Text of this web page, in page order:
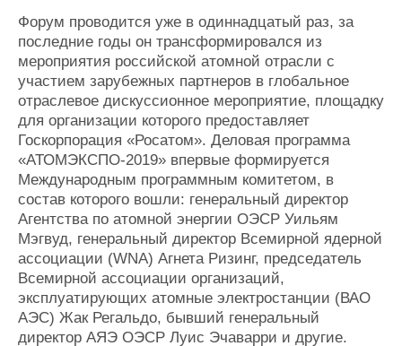
Реклама
Конференции
Выставки и семинары
Личности
Словарь
Флот
Галерея флота
Форум
Отзывы
Все службы
Форум проводится уже в одиннадцатый раз, за
последние годы он трансформировался из
мероприятия российской атомной отрасли с
участием зарубежных партнеров в глобальное
отраслевое дискуссионное мероприятие, площадку
для организации которого предоставляет
Госкорпорация «Росатом». Деловая программа
«АТОМЭКСПО-2019» впервые формируется
Международным программным комитетом, в
состав которого вошли: генеральный директор
Агентства по атомной энергии ОЭСР Уильям
Мэгвуд, генеральный директор Всемирной ядерной
ассоциации (WNA) Агнета Ризинг, председатель
Всемирной ассоциации организаций,
эксплуатирующих атомные электростанции (ВАО
АЭС) Жак Регальдо, бывший генеральный
директор АЯЭ ОЭСР Луис Эчаварри и другие.